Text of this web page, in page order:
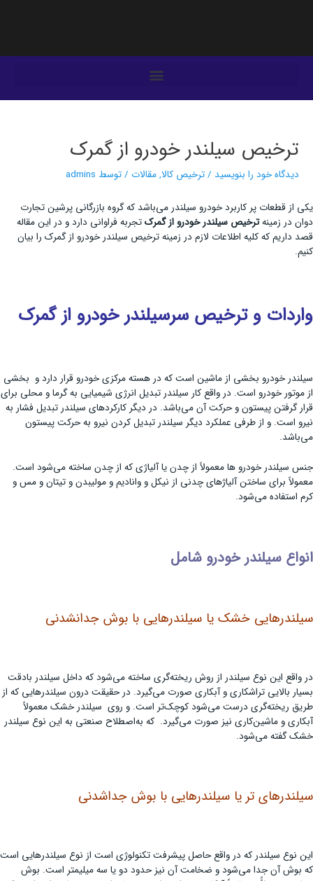
ترخیص سیلندر خودرو از گمرک
دیدگاه‌ خود را بنویسید /ترخیص کالا,مقالات / توسط admins
یکی از قطعات پر کاربرد خودرو سیلندر می‌باشد که گروه بازرگانی پرشین تجارت
دوان در زمینهترخیص سیلندر خودرو از گمرکتجربه فراوانی دارد و در این مقاله
قصد داریم که کلیه اطلاعات لازم در زمینه ترخیص سیلندر خودرو از گمرک را بیان
کنیم.
واردات و ترخیص سرسیلندر خودرو از گمرک
سیلندر خودرو بخشی از ماشین است که در هسته مرکزی خودرو قرار دارد و بخشی
از موتور خودرو است. در واقع کار سیلندر تبدیل انرژی شیمیایی به گرما و محلی برای
قرار گرفتن پیستون و حرکت آن می‌باشد. در دیگر کارکردهای سیلندر تبدیل فشار به
نیرو است. و از طرفی عملکرد دیگر سیلندر تبدیل کردن نیرو به حرکت پیستون
می‌باشد.
جنس سیلندر خودرو ها معمولاً از چدن یا آلیاژی که از چدن ساخته می‌شود است.
معمولاً برای ساختن آلیاژهای چدنی از نیکل و وانادیم و مولیبدن و تیتان و مس و
کرم استفاده می‌شود.
انواع سیلندر خودرو شامل
سیلندرهایی خشک یا سیلندرهایی با بوش جدانشدنی
در واقع این نوع سیلندر از روش ریخته‌گری ساخته می‌شود که داخل سیلندر بادقت
بسیار بالایی تراشکاری و آبکاری صورت می‌گیرد. در حقیقت درون سیلندرهایی که از
طریق ریخته‌گری درست می‌شود کوچک‌تر است. و روی سیلندر خشک معمولاً
آبکاری و ماشین‌کاری نیز صورت می‌گیرد. که به‌اصطلاح صنعتی به این نوع سیلندر
خشک گفته می‌شود.
سیلندرهای تر یا سیلندرهایی با بوش جداشدنی
این نوع سیلندر که در واقع حاصل پیشرفت تکنولوژی است از نوع سیلندرهایی است
که بوش آن جدا می‌شود و ضخامت آن نیز حدود دو یا سه میلیمتر است. بوش